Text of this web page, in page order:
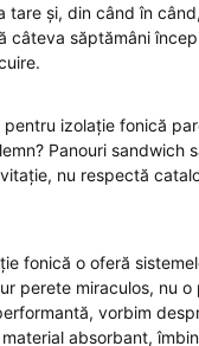
și, din când în
săptămâni
izolație fonică
Panouri sandwich
nu respectă
fonică o oferă
perete miraculos, nu
vorbim
absorbant,